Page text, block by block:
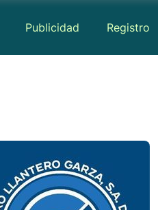
Publicidad Registro